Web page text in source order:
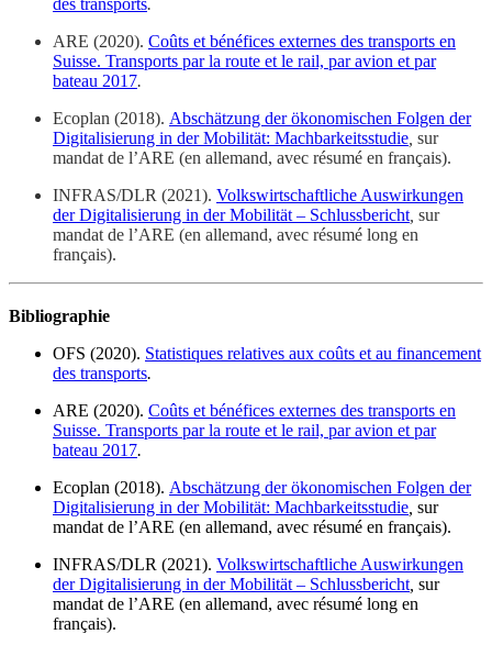
ARE (2020). Coûts et bénéfices externes des transports en
Suisse. Transports par la route et le rail, par avion et par
bateau 2017.
Ecoplan (2018). Abschätzung der ökonomischen Folgen der
Digitalisierung in der Mobilität: Machbarkeitsstudie sur
mandat de l’ARE (en allemand, avec résumé en français).
INFRAS/DLR (2021). Volkswirtschaftliche Auswirkungen
der Digitalisierung in der Mobilität – Schlussbericht sur
mandat de l’ARE (en allemand, avec résumé long en
français).
Bibliographie
OFS (2020). Statistiques relatives aux coûts et au financement
des transports.
ARE (2020). Coûts et bénéfices externes des transports en
Suisse. Transports par la route et le rail, par avion et par
bateau 2017.
Ecoplan (2018). Abschätzung der ökonomischen Folgen der
Digitalisierung in der Mobilität: Machbarkeitsstudie sur
mandat de l’ARE (en allemand, avec résumé en français).
INFRAS/DLR (2021). Volkswirtschaftliche Auswirkungen
der Digitalisierung in der Mobilität – Schlussbericht sur
mandat de l’ARE (en allemand, avec résumé long en
français).